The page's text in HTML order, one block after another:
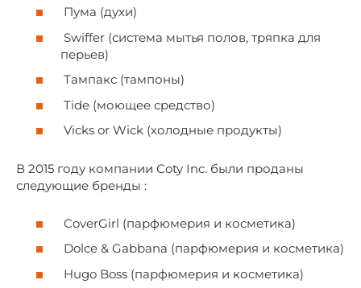
Пума (духи)
Swiffer (система мытья полов, тряпка для
перьев)
Тампакс (тампоны)
Tide (моющее средство)
Vicks or Wick (холодные продукты)
В 2015 году компании Coty Inc. были проданы
следующие бренды :
CoverGirl (парфюмерия и косметика)
Dolce & Gabbana (парфюмерия и косметика)
Hugo Boss (парфюмерия и косметика)